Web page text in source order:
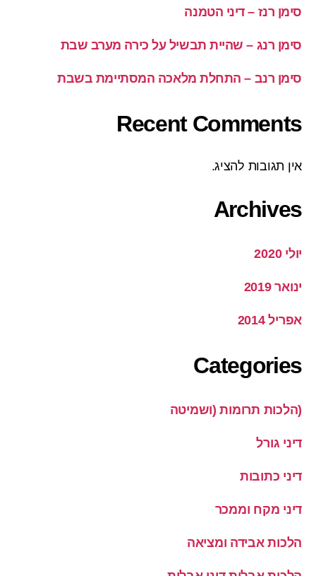
סימן רנז – דיני הטמנה
סימן רנג – שהיית תבשיל על כירה מערב שבת
סימן רנב – התחלת מלאכה המסתיימת בשבת
Recent Comments
אין תגובות להציג.
Archives
יולי 2020
ינואר 2019
אפריל 2014
Categories
(הלכות תרומות (ושמיטה
דיני גורל
דיני כתובות
דיני מקח וממכר
הלכות אבידה ומציאה